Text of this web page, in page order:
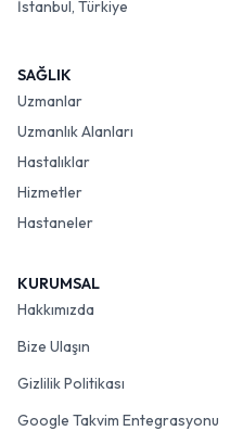
İstanbul, Türkiye
SAĞLIK
Uzmanlar
Uzmanlık Alanları
Hastalıklar
Hizmetler
Hastaneler
KURUMSAL
Hakkımızda
Bize Ulaşın
Gizlilik Politikası
Google Takvim Entegrasyonu